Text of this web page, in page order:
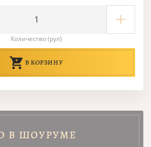
Количество (рул)
В КОРЗИНУ
В ШОУРУМЕ